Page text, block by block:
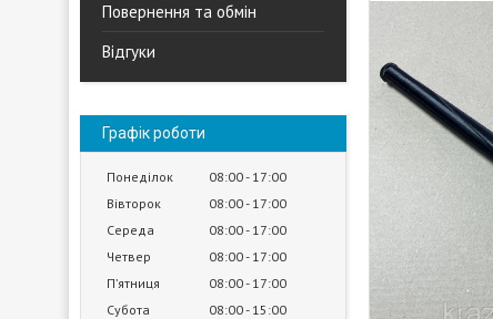
Повернення та обмін
Відгуки
Графік роботи
Понеділок 08:00 17:00
Вівторок
08:00 17:00
Середа
08:00 17:00
Четвер
08:00 17:00
Пʼятниця
08:00 17:00
Субота
08:00 15:00